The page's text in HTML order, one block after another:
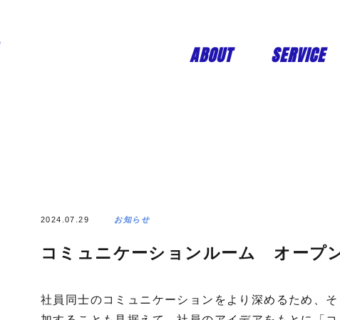
ABOUT SERVICE
2024.07.29 お知らせ
コミュニケーションルーム オープ
社員同士のコミュニケーションをより深めるため、